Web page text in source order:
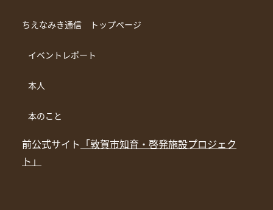
ちえなみき通信 トップページ
イベントレポート
本人
本のこと
前公式サイト 「敦賀市知育・啓発施設プロジェク
ト」